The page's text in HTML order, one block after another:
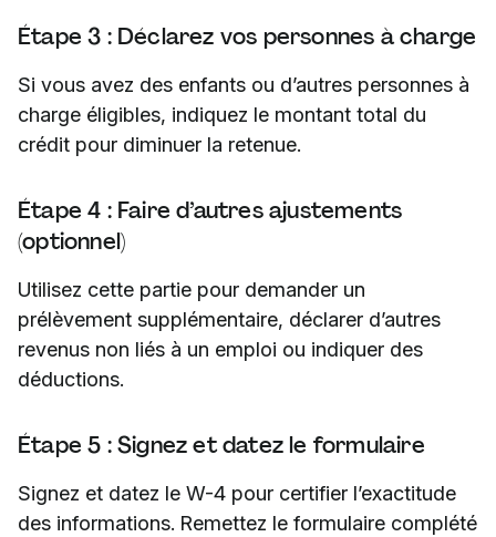
Étape 3 : Déclarez vos personnes à charge
Si vous avez des enfants ou d’autres personnes à
charge éligibles, indiquez le montant total du
crédit pour diminuer la retenue.
Étape 4 : Faire d’autres ajustements
(optionnel)
Utilisez cette partie pour demander un
prélèvement supplémentaire, déclarer d’autres
revenus non liés à un emploi ou indiquer des
déductions.
Étape 5 : Signez et datez le formulaire
Signez et datez le W-4 pour certifier l’exactitude
des informations. Remettez le formulaire complété